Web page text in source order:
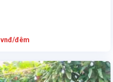
vnđ/đêmhiện
1.900.000
vnđ/
đêm.